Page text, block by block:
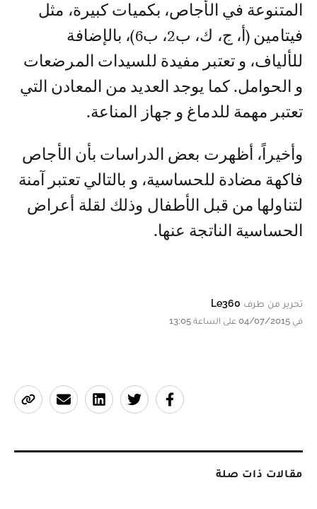
المتنوعة في الأجاص، بكميات كبيرة، مثل
فيتامين (أ، ج، ك، ب2، ب6)، بالإضافة
للألياف، و تعتبر مفيدة للسيدات المرضعات
و الحوامل. كما يوجد العديد من المعادن التي
تعتبر مهمة للدماغ و جهاز المناعة.
وأخيراً، أظهرت بعض الدراسات بأن الأجاص
فاكهة مضادة للحساسية، و بالتالي تعتبر آمنة
لتناولها من قبل الأطفال وذلك لقلة أعراض
الحساسية الناتجة عنها.
تحرير من طرف Le360
في 04/07/2015 على الساعة 13:05
مقالات ذات صلة